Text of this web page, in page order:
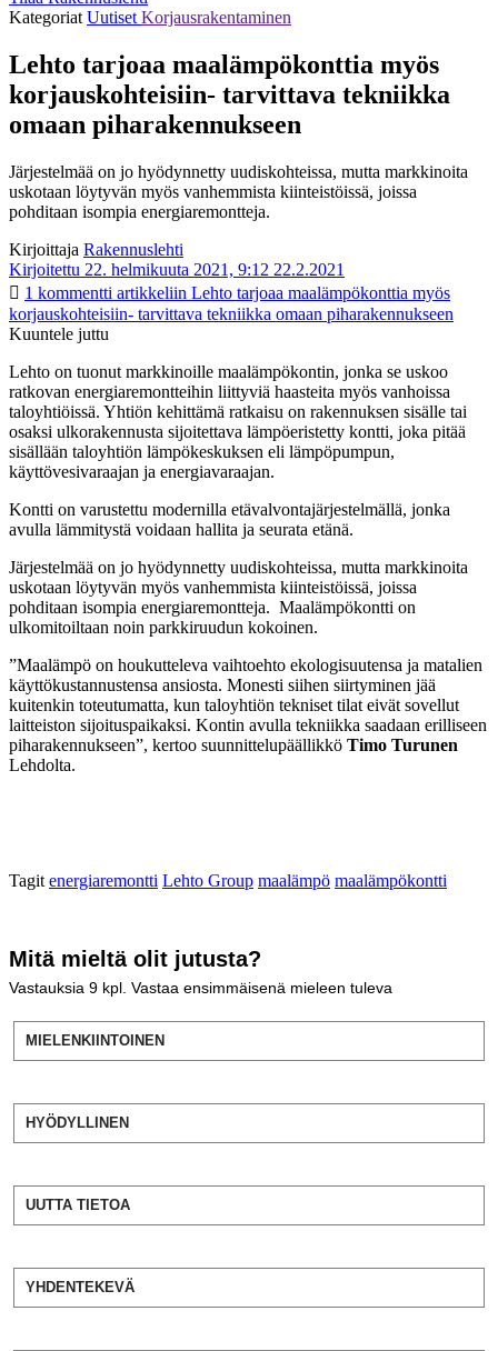
Kategoriat Uutiset Korjausrakentaminen
Lehto tarjoaa maalämpökonttia myös
korjauskohteisiin- tarvittava tekniikka
omaan piharakennukseen
Järjestelmää on jo hyödynnetty uudiskohteissa, mutta markkinoita
uskotaan löytyvän myös vanhemmista kiinteistöissä, joissa
pohditaan isompia energiaremontteja.
Kirjoittaja Rakennuslehti
Kirjoitettu 22. helmikuuta 2021, 9:12 22.2.2021
1 kommentti artikkeliin Lehto tarjoaa maalämpökonttia myös
korjauskohteisiin- tarvittava tekniikka omaan piharakennukseen
Kuuntele juttu
Lehto on tuonut markkinoille maalämpökontin, jonka se uskoo
ratkovan energiaremontteihin liittyviä haasteita myös vanhoissa
taloyhtiöissä. Yhtiön kehittämä ratkaisu on rakennuksen sisälle tai
osaksi ulkorakennusta sijoitettava lämpöeristetty kontti, joka pitää
sisällään taloyhtiön lämpökeskuksen eli lämpöpumpun,
käyttövesivaraajan ja energiavaraajan.
Kontti on varustettu modernilla etävalvontajärjestelmällä, jonka
avulla lämmitystä voidaan hallita ja seurata etänä.
Järjestelmää on jo hyödynnetty uudiskohteissa, mutta markkinoita
uskotaan löytyvän myös vanhemmista kiinteistöissä, joissa
pohditaan isompia energiaremontteja. Maalämpökontti on
ulkomitoiltaan noin parkkiruudun kokoinen.
”Maalämpö on houkutteleva vaihtoehto ekologisuutensa ja matalien
käyttökustannustensa ansiosta. Monesti siihen siirtyminen jää
kuitenkin toteutumatta, kun taloyhtiön tekniset tilat eivät sovellut
laitteiston sijoituspaikaksi. Kontin avulla tekniikka saadaan erilliseen
piharakennukseen”, kertoo suunnittelupäällikkö Timo Turunen
Lehdolta.
Tagit energiaremontti Lehto Group maalämpö maalämpökontti
Mitä mieltä olit jutusta?
Vastauksia 9 kpl. Vastaa ensimmäisenä mieleen tuleva
MIELENKIINTOINEN
HYÖDYLLINEN
UUTTA TIETOA
YHDENTEKEVÄ